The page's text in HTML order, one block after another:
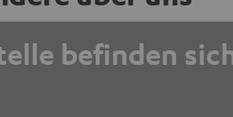
befinden